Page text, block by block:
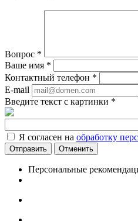
Вопрос *
Ваше имя *
Контактный телефон *
E-mail
Введите текст с картинки *
Я согласен на обработку
Отменить
Персональные